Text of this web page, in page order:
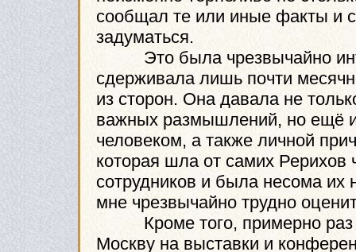
сообщал те или иные факты и
задуматься.
Это была чрезвычайно
сдерживала лишь почти
из сторон. Она давала не
важных размышлений, но ещё
человеком, а также личной
которая шла от самих Рерихов
сотрудников и была несома
мне чрезвычайно трудно
Кроме того, примерно раз
Москву на выставки и